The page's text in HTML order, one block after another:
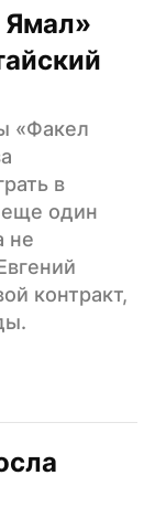
Ямал»
«Факел
в
еще один
не
контракт,